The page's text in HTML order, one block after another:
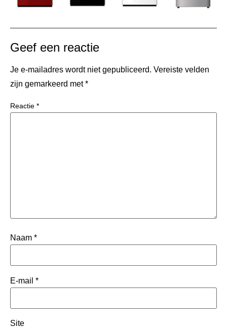
Geef een reactie
Je e-mailadres wordt niet gepubliceerd. Vereiste velden
zijn gemarkeerd met*
Reactie *
Naam *
E-mail *
Site